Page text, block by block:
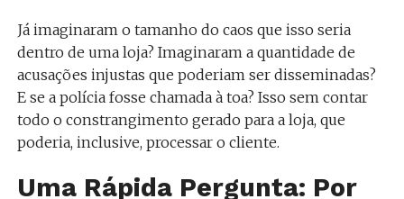
Já imaginaram o tamanho do caos que isso seria
dentro de uma loja? Imaginaram a quantidade de
acusações injustas que poderiam ser disseminadas?
E se a polícia fosse chamada à toa? Isso sem contar
todo o constrangimento gerado para a loja, que
poderia, inclusive, processar o cliente.
Uma Rápida Pergunta: Por